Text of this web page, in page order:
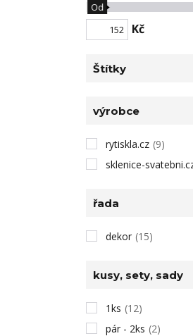
Kč
Od
Štítky
výrobce
rytiskla.cz (9)
sklenice-
řada
dekor (15)
kusy, sety, sady
1ks (12)
pár - 2ks (2)